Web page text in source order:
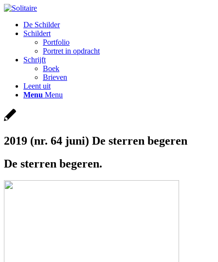
De Schilder
Schildert
Portfolio
Portret in opdracht
Schrijft
Boek
Brieven
Leent uit
Menu Menu
2019 (nr. 64 juni) De sterren begeren
De sterren begeren.